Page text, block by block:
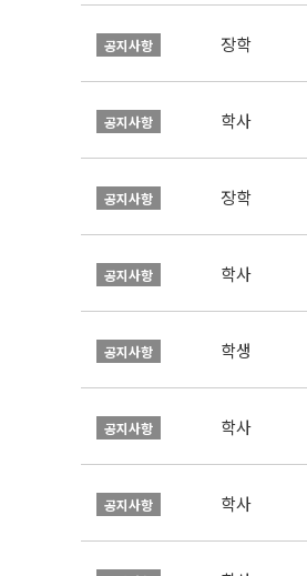
공지사항 장학
공지사항 학사
공지사항 장학
공지사항 학사
공지사항 학생
공지사항 학사
공지사항 학사